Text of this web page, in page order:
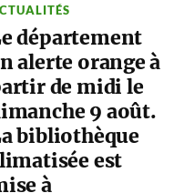
département
alerte orange à
de midi le
9 août.
bibliothèque
est
à